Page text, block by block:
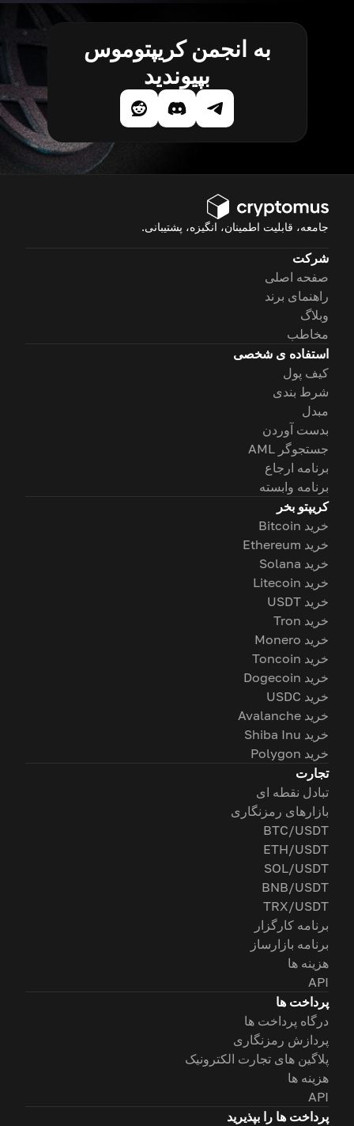
به انجمن کریپتوموس
بپیوندید
جامعه، قابلیت اطمینان، انگیزه، پشتیبانی.
شرکت
صفحه اصلی
راهنمای برند
وبلاگ
مخاطب
استفاده ی شخصی
کیف پول
شرط بندی
مبدل
بدست آوردن
جستجوگر AML
برنامه ارجاع
برنامه وابسته
کریپتو بخر
خرید Bitcoin
خرید Ethereum
خرید Solana
خرید Litecoin
خرید USDT
خرید Tron
خرید Monero
خرید Toncoin
خرید Dogecoin
خرید USDC
خرید Avalanche
خرید Shiba Inu
خرید Polygon
تجارت
تبادل نقطه ای
بازارهای رمزنگاری
BTC/USDT
ETH/USDT
SOL/USDT
BNB/USDT
TRX/USDT
برنامه کارگزار
برنامه بازارساز
هزینه ها
API
پرداخت ها
درگاه پرداخت ها
پردازش رمزنگاری
پلاگین های تجارت الکترونیک
هزینه ها
API
پرداخت ها را بپذیرید